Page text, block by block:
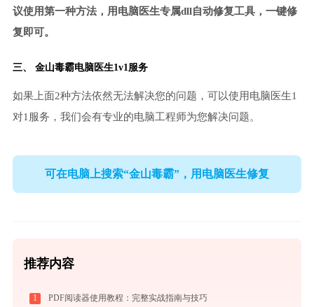
议使用第一种方法，用电脑医生专属dll自动修复工具，一键修
复即可。
三、 金山毒霸电脑医生1v1服务
如果上面2种方法依然无法解决您的问题，可以使用电脑医生1
对1服务，我们会有专业的电脑工程师为您解决问题。
可在电脑上搜索“金山毒霸”，用电脑医生修复
推荐内容
1 PDF阅读器使用教程：完整实战指南与技巧